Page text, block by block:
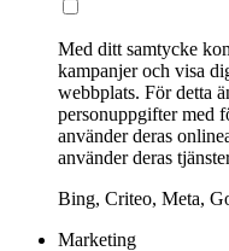
Med ditt samtycke
kampanjer och visa
webbplats. För detta
personuppgifter med
använder deras
använder deras
Bing, Criteo, Meta,
Marketing